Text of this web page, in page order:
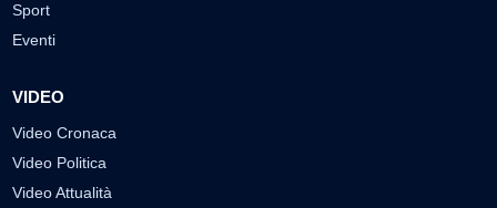
Sport
Eventi
VIDEO
Video Cronaca
Video Politica
Video Attualità